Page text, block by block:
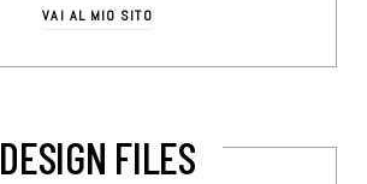
VAI AL MIO SITO
DESIGN FILES